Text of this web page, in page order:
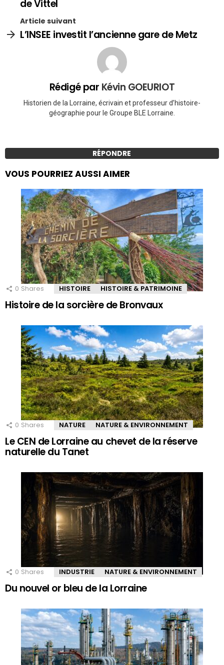
de Vittel
Article suivant
L’INSEE investit l’ancienne gare de Metz
Rédigé par Kévin GOEURIOT
Historien de la Lorraine, écrivain et professeur d’histoire-
géographie pour le Groupe BLE Lorraine.
RÉPONDRE
VOUS POURRIEZ AUSSI AIMER
0 Shares HISTOIRE HISTOIRE & PATRIMOINE
Histoire de la sorcière de Bronvaux
0 Shares NATURE NATURE & ENVIRONNEMENT
Le CEN de Lorraine au chevet de la réserve
naturelle du Tanet
0 Shares INDUSTRIE NATURE & ENVIRONNEMENT
Du nouvel or bleu de la Lorraine